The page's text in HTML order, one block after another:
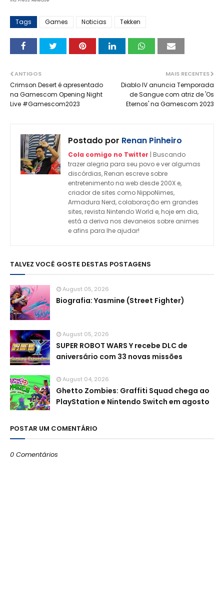
Tags Games Noticias Tekken
MAIS RECENTES
Diablo IV anuncia Temporada
de Sangue com atriz de 'Os
Eternos' na Gamescom 2023
ANTIGOS
Crimson Desert é apresentado
na Gamescom Opening Night
Live #Gamescom2023
Postado por Renan Pinheiro
Cola comigo no Twitter | Buscando
trazer alegria para seu povo e ver algumas
discórdias, Renan escreve sobre
entretenimento na web desde 200X e,
criador de sites como NippoNimes,
Armadura Nerd, colaboração em grandes
sites, revista Nintendo World e, hoje em dia,
está a deriva nos devaneios sobre animes
e afins para lhe ajudar!
TALVEZ VOCÊ GOSTE DESTAS POSTAGENS
August 05, 2026
Biografia: Yasmine (Street Fighter)
August 05, 2026
SUPER ROBOT WARS Y recebe DLC de
aniversário com 33 novas missões
August 04, 2026
Ghetto Zombies: Graffiti Squad chega ao
PlayStation e Nintendo Switch em agosto
POSTAR UM COMENTÁRIO
0 Comentários